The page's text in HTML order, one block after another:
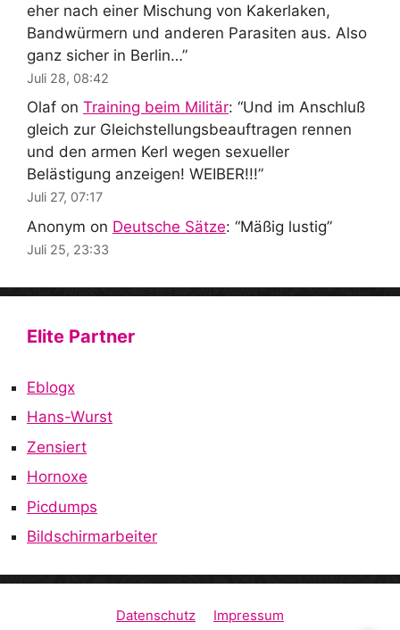
eher nach einer Mischung von Kakerlaken,
Bandwürmern und anderen Parasiten aus. Also
ganz sicher in Berlin…”
Juli 28, 08:42
Olaf on Training beim Militär: “Und im Anschluß
gleich zur Gleichstellungsbeauftragen rennen
und den armen Kerl wegen sexueller
Belästigung anzeigen! WEIBER!!!”
Juli 27, 07:17
Anonym on Deutsche Sätze: “Mäßig lustig”
Juli 25, 23:33
Elite Partner
Eblogx
Hans-Wurst
Zensiert
Hornoxe
Picdumps
Bildschirmarbeiter
Datenschutz Impressum